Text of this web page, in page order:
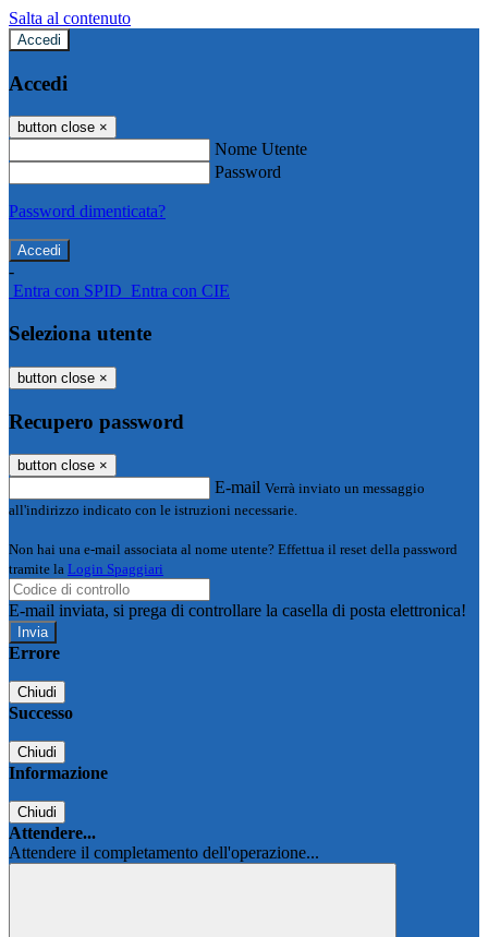
Salta al contenuto
Accedi
Accedi
button close ×
Nome Utente
Password
Password dimenticata?
-
Entra con SPID Entra con CIE
Seleziona utente
button close ×
Recupero password
button close ×
E-mail Verrà inviato un messaggio
all'indirizzo indicato con le istruzioni necessarie.
Non hai una e-mail associata al nome utente? Effettua il reset della password
tramite la Login Spaggiari
E-mail inviata, si prega di controllare la casella di posta elettronica!
Errore
Chiudi
Successo
Chiudi
Informazione
Chiudi
Attendere...
Attendere il completamento dell'operazione...